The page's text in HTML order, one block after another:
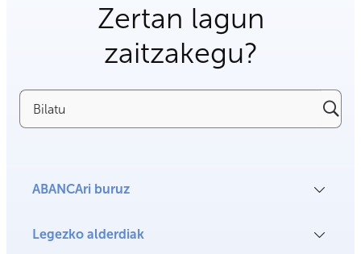
Zertan lagun
zaitzakegu?
Bilatu
ABANCAri buruz
Legezko alderdiak